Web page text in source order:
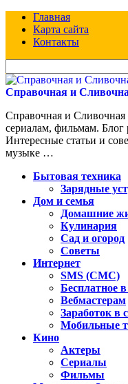
Главная
Карта сайта
Контакты
для:
Справочная и
Справочная и
сериалам, фильмам. Блог
Интересные статьи и
музыке …
Бытовая техника
Зарядные
Дом и семья
Домашние
Кулинария
Сад и огород
Советы
Интернет
SMS (СМС)
Бесплатное в
Вебмастерам
Заработок в
Мобильные
Кино
Актеры
Сериалы
Фильмы